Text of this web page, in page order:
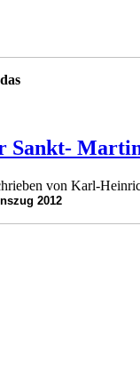
Sankt-
von Karl-
2012